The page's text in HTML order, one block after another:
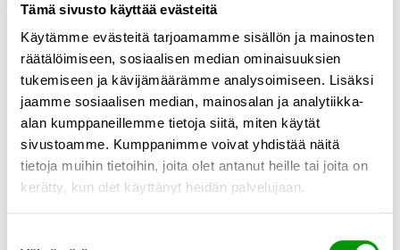
Tämä sivusto käyttää evästeitä
Käytämme evästeitä tarjoamamme sisällön ja mainosten
räätälöimiseen, sosiaalisen median ominaisuuksien
tukemiseen ja kävijämäärämme analysoimiseen. Lisäksi
jaamme sosiaalisen median, mainosalan ja analytiikka-
alan kumppaneillemme tietoja siitä, miten käytät
sivustoamme. Kumppanimme voivat yhdistää näitä
tietoja muihin tietoihin, joita olet antanut heille tai joita on
kerätty, kun olet käyttänyt heidän palvelujaan.
Nyckelfunktioner